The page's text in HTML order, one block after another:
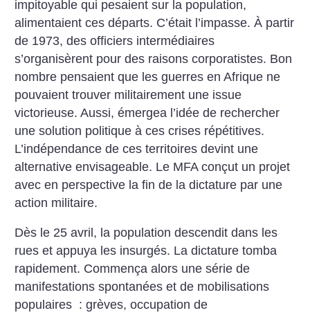
impitoyable qui pesaient sur la population,
alimentaient ces départs. C’était l’impasse. À partir
de 1973, des officiers intermédiaires
s’organisèrent pour des raisons corporatistes. Bon
nombre pensaient que les guerres en Afrique ne
pouvaient trouver militairement une issue
victorieuse. Aussi, émergea l’idée de rechercher
une solution politique à ces crises répétitives.
L’indépendance de ces territoires devint une
alternative envisageable. Le MFA conçut un projet
avec en perspective la fin de la dictature par une
action ­militaire.
Dès le 25 avril, la population descendit dans les
rues et appuya les insurgés. La dictature tomba
rapidement. Commença alors une série de
manifestations spontanées et de mobilisations
populaires : grèves, occupation de